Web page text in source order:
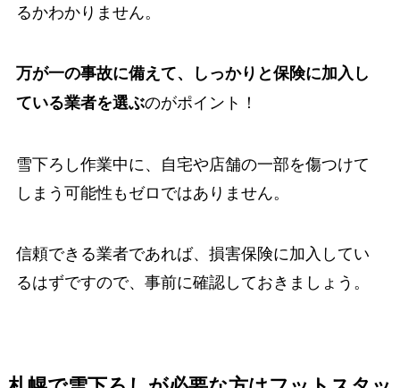
るかわかりません。
万が一の事故に備えて、しっかりと保険に加入し
ている業者を選ぶのがポイント！
雪下ろし作業中に、自宅や店舗の一部を傷つけて
しまう可能性もゼロではありません。
信頼できる業者であれば、損害保険に加入してい
るはずですので、事前に確認しておきましょう。